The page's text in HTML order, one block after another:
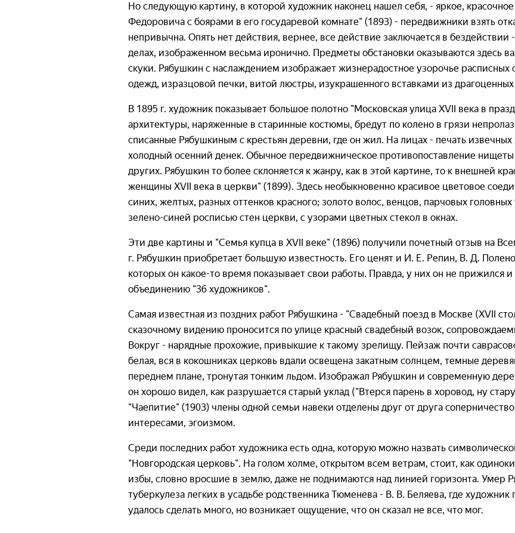
Но следующую картину, в которой художник наконец нашел себя, - яркое,
Федоровича с боярами в его государевой комнате" (1893) - передвижники взять
непривычна. Опять нет действия, вернее, все действие заключается в
делах, изображенном весьма иронично. Предметы обстановки оказываются здесь
скуки. Рябушкин с наслаждением изображает жизнерадостное узорочье расписных
одежд, изразцовой печки, витой люстры, изукрашенного вставками из
В 1895 г. художник показывает большое полотно "Московская улица XVII века в
архитектуры, наряженные в старинные костюмы, бредут по колено в грязи
списанные Рябушкиным с крестьян деревни, где он жил. На лицах - печать
холодный осенний денек. Обычное передвижническое противопоставление
других. Рябушкин то более склоняется к жанру, как в этой картине, то к внешней
женщины XVII века в церкви" (1899). Здесь необыкновенно красивое цветовое
синих, желтых, разных оттенков красного; золото волос, венцов, парчовых
зелено-синей росписью стен церкви, с узорами цветных стекол в окнах.
Эти две картины и "Семья купца в XVII веке" (1896) получили почетный отзыв на
г. Рябушкин приобретает большую известность. Его ценят и И. Е. Репин, В. Д.
которых он какое-то время показывает свои работы. Правда, у них он не прижился
объединению "36 художников".
Самая известная из поздних работ Рябушкина - "Свадебный поезд в Москве (XVII
сказочному видению проносится по улице красный свадебный возок,
Вокруг - нарядные прохожие, привыкшие к такому зрелищу. Пейзаж почти
белая, вся в кокошниках церковь вдали освещена закатным солнцем, темные
переднем плане, тронутая тонким льдом. Изображал Рябушкин и современную
он хорошо видел, как разрушается старый уклад ("Втерся парень в хоровод, ну
"Чаепитие" (1903) члены одной семьи навеки отделены друг от друга
интересами, эгоизмом.
Среди последних работ художника есть одна, которую можно назвать
"Новгородская церковь". На голом холме, открытом всем ветрам, стоит, как
избы, словно вросшие в землю, даже не поднимаются над линией горизонта. Умер
туберкулеза легких в усадьбе родственника Тюменева - В. В. Беляева, где
удалось сделать много, но возникает ощущение, что он сказал не все, что мог.